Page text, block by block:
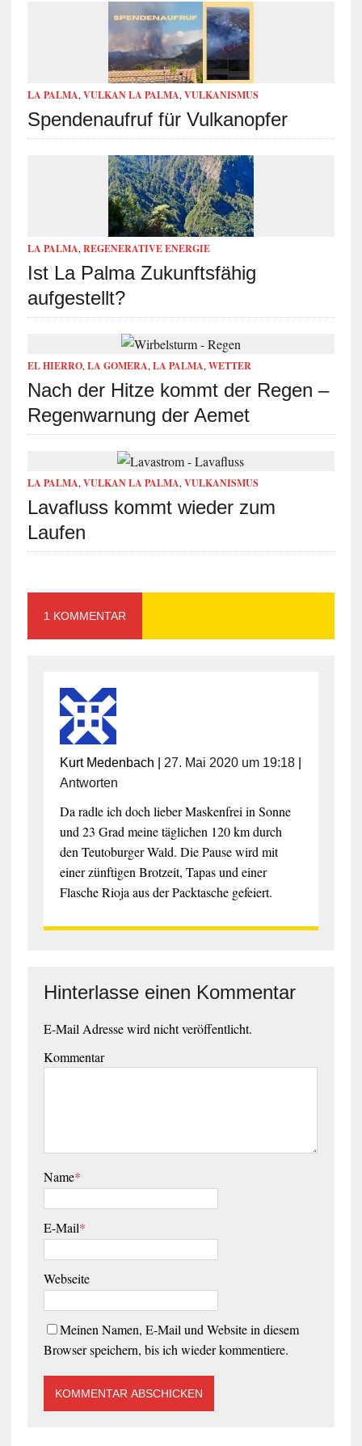
LA PALMA, VULKAN LA PALMA, VULKANISMUS
Spendenaufruf für Vulkanopfer
LA PALMA, REGENERATIVE ENERGIE
Ist La Palma Zukunftsfähig
aufgestellt?
EL HIERRO, LA GOMERA, LA PALMA, WETTER
Nach der Hitze kommt der Regen –
Regenwarnung der Aemet
LA PALMA, VULKAN LA PALMA, VULKANISMUS
Lavafluss kommt wieder zum
Laufen
1 KOMMENTAR
Kurt Medenbach 27. Mai 2020 um 19:18|
Antworten
Da radle ich doch lieber Maskenfrei in Sonne
und 23 Grad meine täglichen 120 km durch
den Teutoburger Wald. Die Pause wird mit
einer zünftigen Brotzeit, Tapas und einer
Flasche Rioja aus der Packtasche gefeiert.
Hinterlasse einen Kommentar
E-Mail Adresse wird nicht veröffentlicht.
Kommentar
Name*
E-Mail*
Webseite
Meinen Namen, E-Mail und Website in diesem
Browser speichern, bis ich wieder kommentiere.